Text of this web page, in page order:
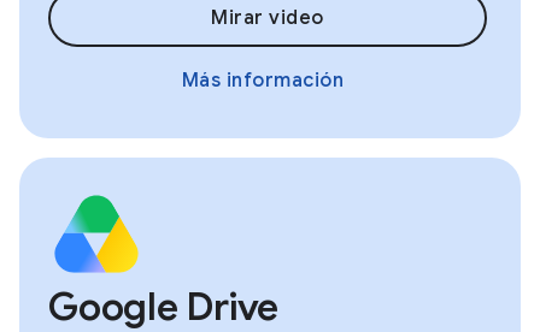
Mirar video
Más información
Google Drive